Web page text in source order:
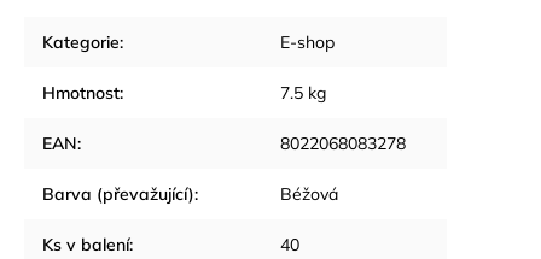
Kategorie: E-shop
Hmotnost: 7.5 kg
EAN: 8022068083278
Barva (převažující): Béžová
Ks v balení: 40